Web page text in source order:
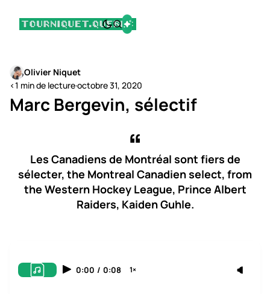
Olivier Niquet
<1 min de lecture·octobre 31, 2020
Marc Bergevin, sélectif
Les Canadiens de Montréal sont fiers de
sélecter, the Montreal Canadien select, from
the Western Hockey League, Prince Albert
Raiders, Kaiden Guhle.
0:00 / 0:08 1×